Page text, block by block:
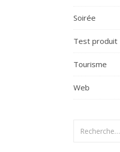
Soirée
Test produit
Tourisme
Web